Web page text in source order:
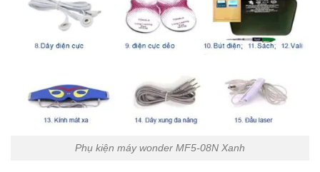
Phụ kiện máy wonder MF5-08N Xanh